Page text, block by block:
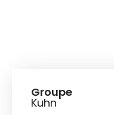
Groupe
Kuhn